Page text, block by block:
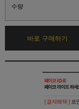
수량
바로 구매하기
[ 결제혜택 ] 포